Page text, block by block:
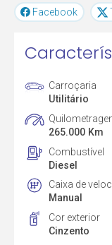
Facebook
Carroçaria
Utilitário
265.000 Km
Combustível
Diesel
Caixa de
Manual
Cor exterior
Cinzento